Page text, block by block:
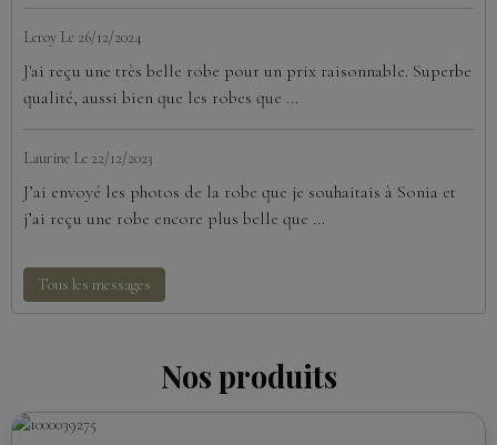
Leroy Le 26/12/2024
J'ai reçu une très belle robe pour un prix raisonnable. Superbe
qualité, aussi bien que les robes que ...
Laurine Le 22/12/2023
J’ai envoyé les photos de la robe que je souhaitais à Sonia et
j’ai reçu une robe encore plus belle que ...
Tous les messages
Nos produits